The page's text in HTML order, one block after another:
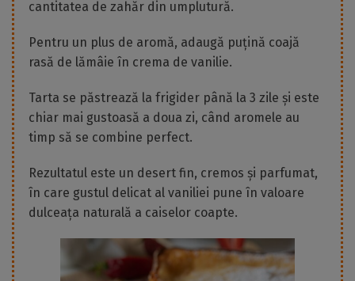
cantitatea de zahăr din umplutură.
Pentru un plus de aromă, adaugă puțină coajă
rasă de lămâie în crema de vanilie.
Tarta se păstrează la frigider până la 3 zile și este
chiar mai gustoasă a doua zi, când aromele au
timp să se combine perfect.
Rezultatul este un desert fin, cremos și parfumat,
în care gustul delicat al vaniliei pune în valoare
dulceața naturală a caiselor coapte.